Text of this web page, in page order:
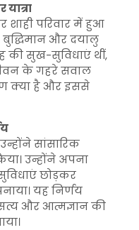
परिवार में हुआ
बुद्धिमान और दयालु
की सुख-सुविधाएं थीं,
के गहरे सवाल
क्या है और इससे
सांसारिक
उन्होंने अपना
छोड़कर
यह निर्णय
और आत्मज्ञान की